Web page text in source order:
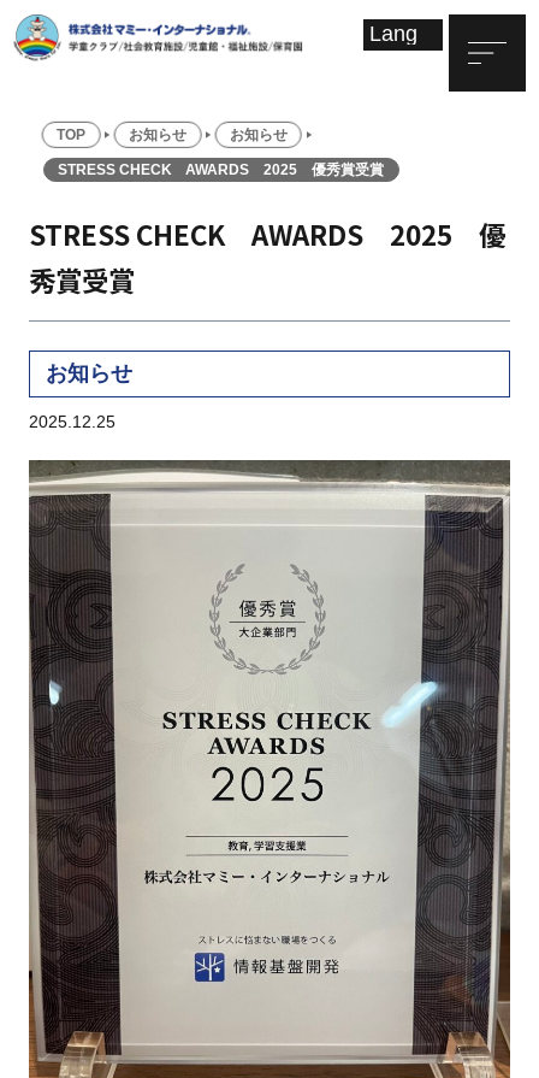
TOP お知らせ お知らせ
STRESS CHECK AWARDS 2025 優秀賞受賞
STRESS CHECK AWARDS 2025 優
秀賞受賞
お知らせ
2025.12.25